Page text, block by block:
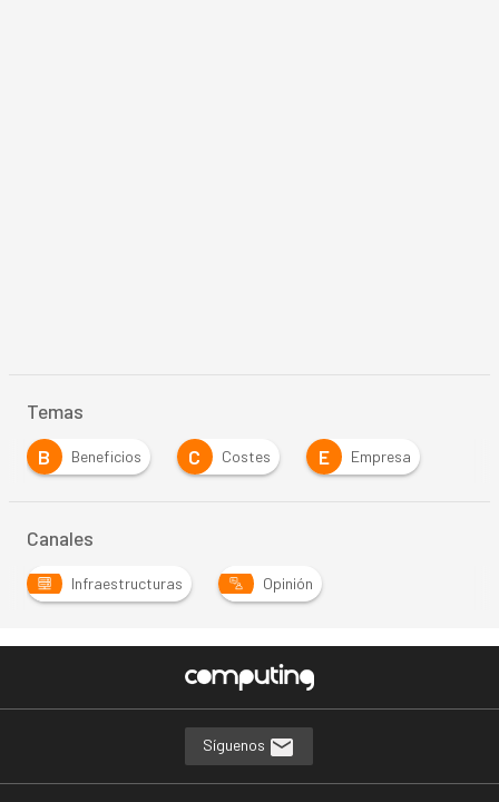
Temas
B
Beneficios C Costes E Empresa
Canales
Infraestructuras Opinión
Síguenos